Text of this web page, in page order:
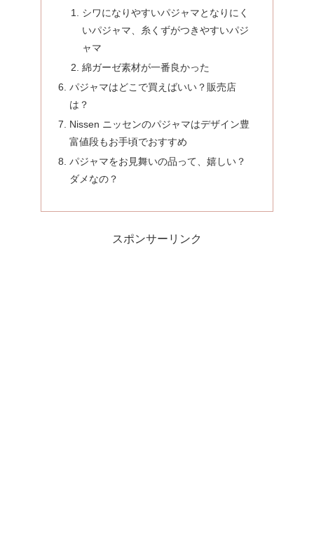
シワになりやすいパジャマとなりにく
いパジャマ、糸くずがつきやすいパジ
ャマ
綿ガーゼ素材が一番良かった
パジャマはどこで買えばいい？販売店
は？
Nissen ニッセンのパジャマはデザイン豊
富値段もお手頃でおすすめ
パジャマをお見舞いの品って、嬉しい？
ダメなの？
スポンサーリンク